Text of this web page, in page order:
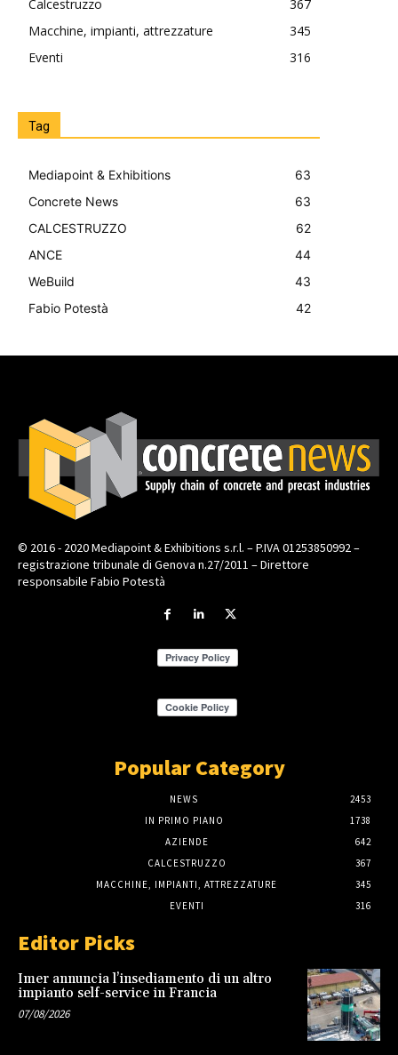
Calcestruzzo
367
Macchine, impianti, attrezzature
345
Eventi
316
Tag
Mediapoint & Exhibitions
63
Concrete News
63
CALCESTRUZZO
62
ANCE
44
WeBuild
43
Fabio Potestà
42
© 2016 - 2020 Mediapoint & Exhibitions s.r.l. – P.IVA 01253850992 –
registrazione tribunale di Genova n.27/2011 – Direttore
responsabile Fabio Potestà
Popular Category
NEWS
2453
IN PRIMO PIANO
1738
AZIENDE
642
CALCESTRUZZO
367
MACCHINE, IMPIANTI, ATTREZZATURE
345
EVENTI
316
Editor Picks
Imer annuncia l’insediamento di un altro
impianto self-service in Francia
07/08/2026